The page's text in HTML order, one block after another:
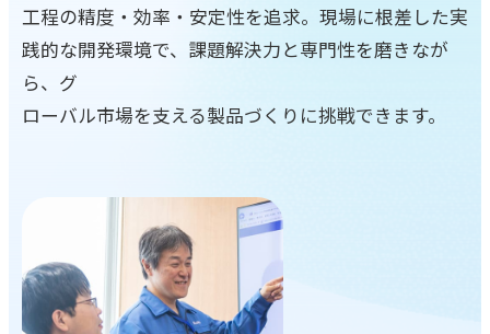
工程の精度・効率・安定性を追求。現場に根差した実
践的な開発環境で、課題解決力と専門性を磨きなが
ら、グ
ローバル市場を支える製品づくりに挑戦できます。